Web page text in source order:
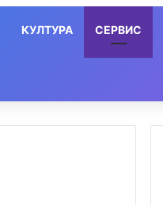
КУЛТУРА СЕРВИС